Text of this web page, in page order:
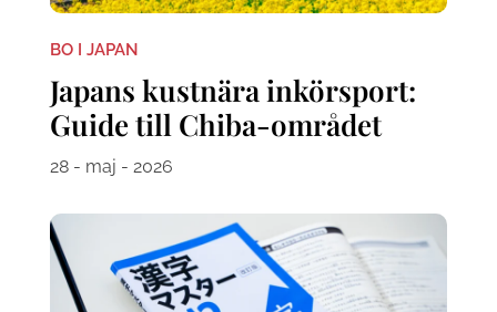
BO I JAPAN
Japans kustnära inkörsport:
Guide till Chiba-området
28 - maj - 2026